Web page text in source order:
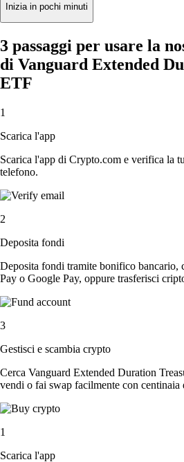
Inizia in pochi minuti
3 passaggi per usare la
di Vanguard Extended
ETF
1
Scarica l'app
Scarica l'app di Crypto.com e verifica la
telefono.
2
Deposita fondi
Deposita fondi tramite bonifico bancario,
Pay o Google Pay, oppure trasferisci
3
Gestisci e scambia crypto
Cerca Vanguard Extended Duration
vendi o fai swap facilmente con
1
Scarica l'app